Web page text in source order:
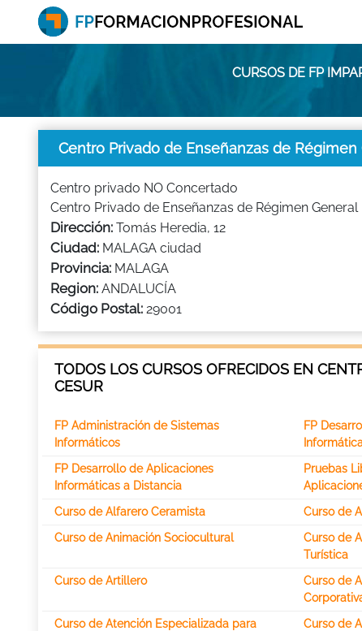
CURSOS DE FP
Centro Privado de Enseñanzas de Régimen
Centro privado NO Concertado
Centro Privado de Enseñanzas de Régimen General
Dirección: Tomás Heredia, 12
Ciudad: MALAGA ciudad
Provincia: MALAGA
Region: ANDALUCÍA
Código Postal: 29001
TODOS LOS CURSOS OFRECIDOS EN
CESUR
FP Administración de Sistemas
Informáticos
FP
FP Desarrollo de Aplicaciones
Informáticas a Distancia
Pruebas
Curso de Alfarero Ceramista Curso de
Curso de Animación Sociocultural
Curso de
Turística
Curso de Artillero
Curso de
Curso de Atención Especializada para
Curso de